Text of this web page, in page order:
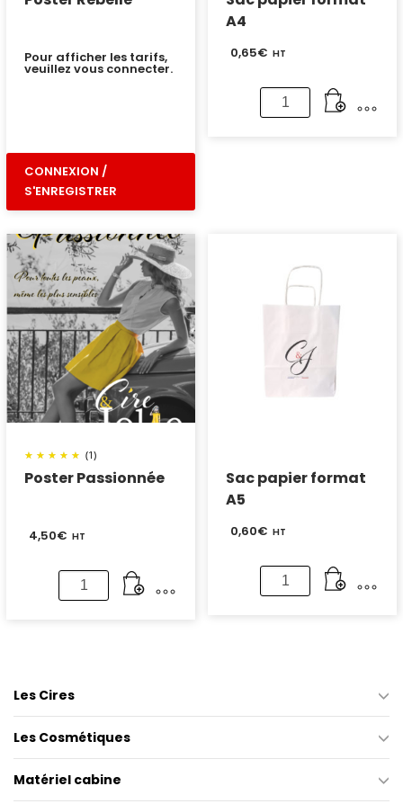
Pour afficher les tarifs,
veuillez vous connecter.
CONNEXION /
S'ENREGISTRER
A4
0,65€ HT
quantité
Poster Passionnée
(1)
4,50€ HT
quantité
Sac papier format
A5
0,60€ HT
quantité
A5
Les Cires
Les Cosmétiques
Matériel cabine